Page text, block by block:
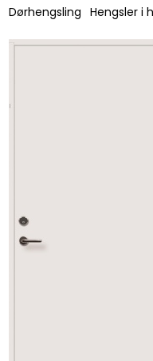
Dørhengsling Hengsler i